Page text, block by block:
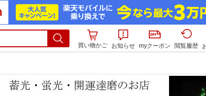
買い物かご
お知らせ myクーポン 閲覧履歴